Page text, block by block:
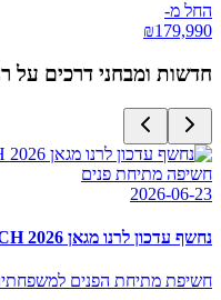
החל מ-
₪179,990
חדשות ומבחני דרכים על
חשיפה מתיחת פנים
2026-06-23
נחשף עדכון לרנו מגאן E-TECH 2026
חשיפת מתיחת הפנים